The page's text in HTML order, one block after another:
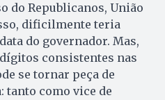
do Republicanos, União
dificilmente teria
do governador. Mas,
consistentes nas
se tornar peça de
tanto como vice de